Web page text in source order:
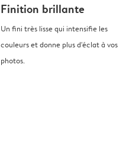
Finition brillante
Un fini très lisse qui intensifie les
couleurs et donne plus d'éclat à vos
photos.